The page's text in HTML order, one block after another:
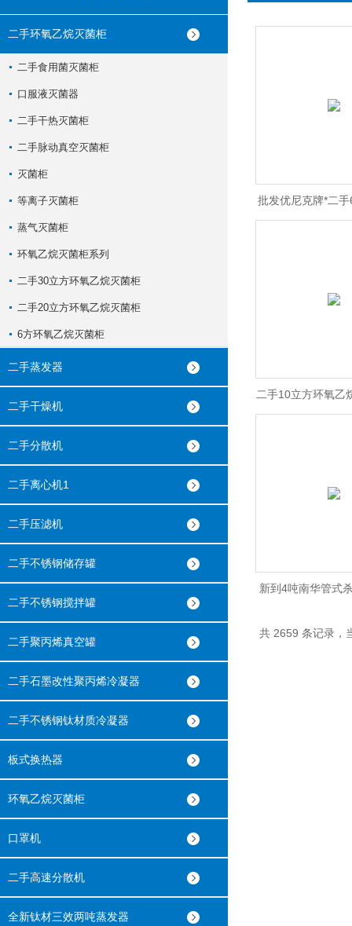
二手环氧乙烷灭菌柜
二手食用菌灭菌柜
口服液灭菌器
二手干热灭菌柜
二手脉动真空灭菌柜
灭菌柜
等离子灭菌柜
蒸气灭菌柜
环氧乙烷灭菌柜系列
二手30立方环氧乙烷灭菌柜
二手20立方环氧乙烷灭菌柜
6方环氧乙烷灭菌柜
二手蒸发器
二手干燥机
二手分散机
二手离心机1
二手压滤机
二手不锈钢储存罐
二手不锈钢搅拌罐
二手聚丙烯真空罐
二手石墨改性聚丙烯冷凝器
二手不锈钢钛材质冷凝器
板式换热器
环氧乙烷灭菌柜
口罩机
二手高速分散机
全新钛材三效两吨蒸发器
批发优尼克牌*二
二手10立方环氧乙
新到4吨南华管式
共 2659 条记录